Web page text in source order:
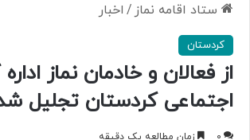
ستاد اقامه نماز / اخبار
کردستان
از فعالان و خادمان نماز
اجتماعی کردستان تجلیل
0 زمان مطالعه یک دقیقه